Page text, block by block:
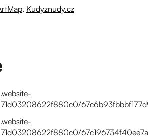
, Kudyznudy.cz